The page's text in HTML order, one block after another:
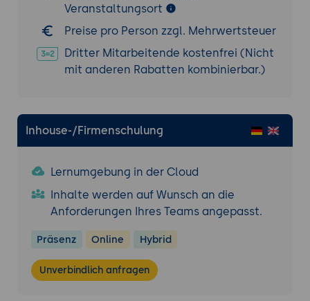
Veranstaltungsort
Preise pro Person zzgl. Mehrwertsteuer
Dritter Mitarbeitende kostenfrei (Nicht
mit anderen Rabatten kombinierbar.)
Inhouse-/Firmenschulung
Lernumgebung in der Cloud
Inhalte werden auf Wunsch an die
Anforderungen Ihres Teams angepasst.
Präsenz Online Hybrid
Unverbindlich anfragen